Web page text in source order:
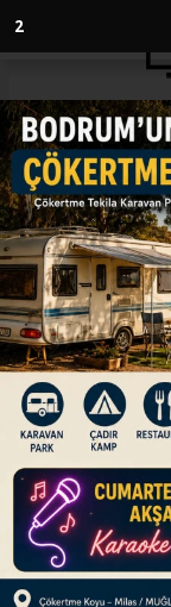
1
Anasayfa
Milli Savunma
mevkidaşı
savunma